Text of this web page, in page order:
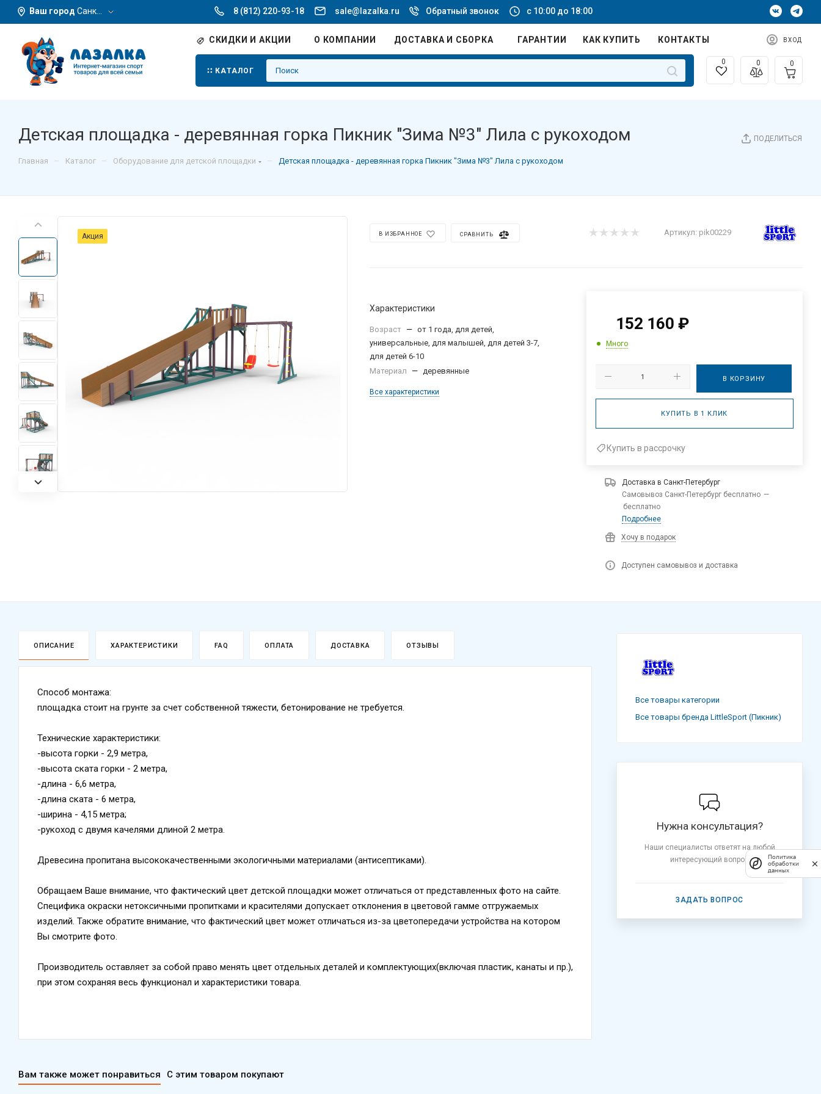
Ваш город Санкт-Петербург 8 (812) 220-93-18 sale@lazalka.ru Обратный звонок с 10:00 до 18:00
СКИДКИ И АКЦИИ О КОМПАНИИ ДОСТАВКА И СБОРКА ГАРАНТИИ КАК КУПИТЬ КОНТАКТЫ ВХОД
КАТАЛОГ
0 0 0
ПОДЕЛИТЬСЯ
Детская площадка - деревянная горка Пикник "Зима №3" Лила с рукоходом
Главная – Каталог – Оборудование для детской площадки – Детская площадка - деревянная горка Пикник "Зима №3" Лила с рукоходом
Акция В ИЗБРАННОЕ СРАВНИТЬ Артикул: pik00229
Характеристики
Возраст — от 1 года, для детей,
универсальные, для малышей, для детей 3-7,
для детей 6-10
Материал
— деревянные
Все характеристики
152 160 ₽
Много
В КОРЗИНУ
КУПИТЬ В 1 КЛИК
Купить в рассрочку
Доставка в Санкт-Петербург
Самовывоз Санкт-Петербург бесплатно —
бесплатно
Подробнее
Хочу в подарок
Доступен самовывоз и доставка
ОПИСАНИЕ ХАРАКТЕРИСТИКИ FAQ ОПЛАТА ДОСТАВКА ОТЗЫВЫ
Способ монтажа:
площадка стоит на грунте за счет собственной тяжести, бетонирование не требуется.
Технические характеристики:
-высота горки - 2,9 метра,
-высота ската горки - 2 метра,
-длина - 6,6 метра,
-длина ската - 6 метра,
-ширина - 4,15 метра;
-рукоход с двумя качелями длиной 2 метра.
Древесина пропитана высококачественными экологичными материалами (антисептиками).
Обращаем Ваше внимание, что фактический цвет детской площадки может отличаться от представленных фото на сайте.
Специфика окраски нетоксичными пропитками и красителями допускает отклонения в цветовой гамме отгружаемых
изделий. Также обратите внимание, что фактический цвет может отличаться из-за цветопередачи устройства на котором
Вы смотрите фото.
Производитель оставляет за собой право менять цвет отдельных деталей и комплектующих(включая пластик, канаты и пр.),
при этом сохраняя весь функционал и характеристики товара.
Вам также может понравиться С этим товаром покупают
Все товары категории
Все товары бренда LittleSport (Пикник)
Нужна консультация?
Наши специалисты ответят на любой
интересующий вопрос
ЗАДАТЬ ВОПРОС
Политика
обработки
данных